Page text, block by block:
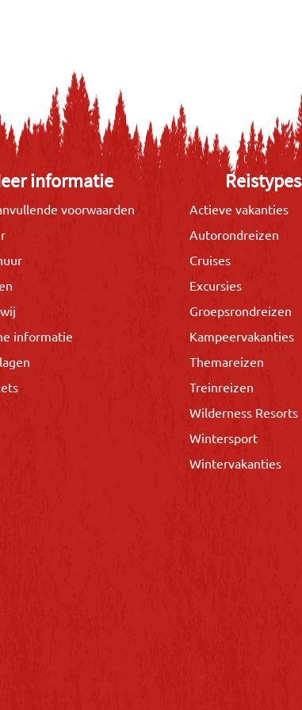
informatie
voorwaarden
informatie
Reistypes
Actieve vakanties
Autorondreizen
Cruises
Excursies
Groepsrondreizen
Kampeervakanties
Themareizen
Treinreizen
Wilderness Resorts
Wintersport
Wintervakanties